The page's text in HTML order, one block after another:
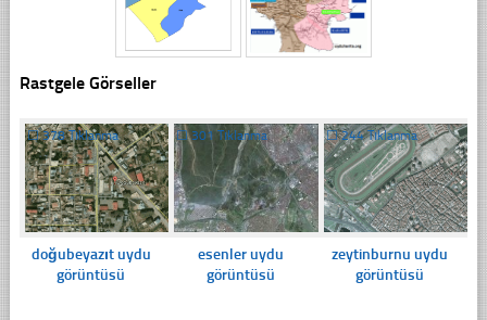
Rastgele Görseller
☐378 Tıklanma
doğubeyazıt uydu
görüntüsü
☐301 Tıklanma
esenler uydu
görüntüsü
☐244 Tıklanma
zeytinburnu uydu
görüntüsü